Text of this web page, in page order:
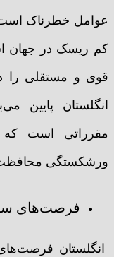
عوامل خطرناک
کم ریسک در جهان
قوی و مستقلی را
انگلستان پایین
مقرراتی است که
ورشکستگی
فرصت‌های
انگلستان